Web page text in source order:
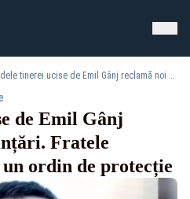
Rudele tinerei ucise de Emil Gânj reclamă noi amenințări. Fratele fugarului, vizat de un ordin de protecție
de Emil Gânj
Fratele
ordin de protecție